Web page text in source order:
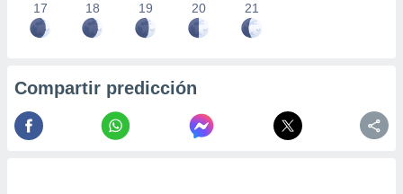
17 18 19 20 21
Compartir predicción